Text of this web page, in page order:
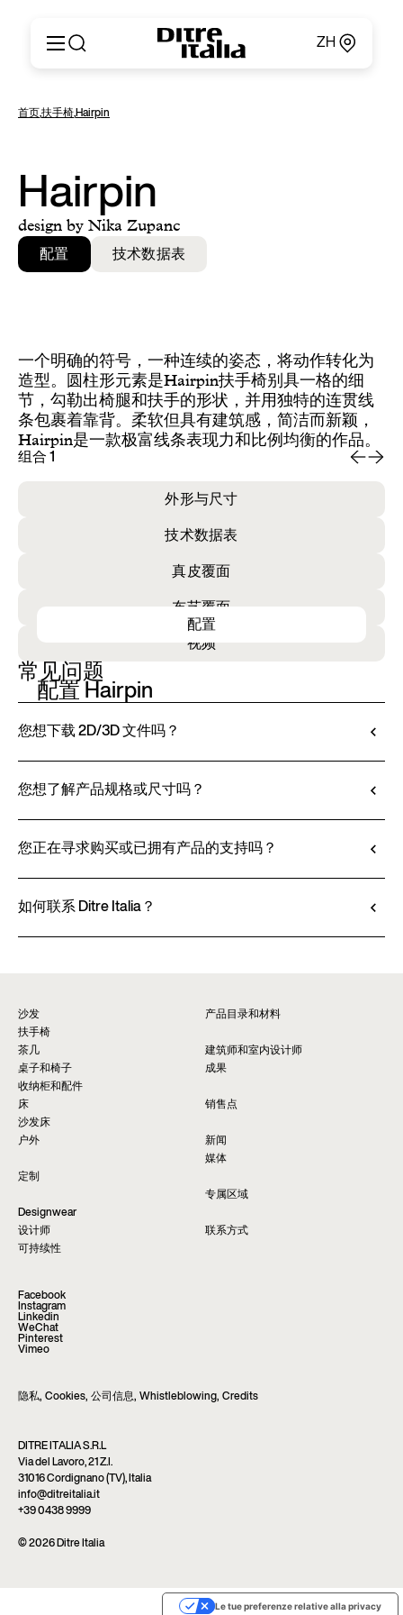
ZH
产品
产品目录和材料
Ditre for Professionals
销售点
新闻和媒体
专属区域
English
Español
Русский
简体中文
首页,扶手椅,Hairpin
Hairpin
design by Nika Zupanc
配置 技术数据表
一个明确的符号，一种连续的姿态，将动作转化为
造型。圆柱形元素是Hairpin扶手椅别具一格的细
节，勾勒出椅腿和扶手的形状，并用独特的连贯线
条包裹着靠背。柔软但具有建筑感，简洁而新颖，
Hairpin是一款极富线条表现力和比例均衡的作品。
组合 1
外形与尺寸
技术数据表
真皮覆面
布艺覆面
视频
配置 Hairpin
配置
常见问题
您想下载 2D/3D 文件吗？
和定制。该工具不仅可以让您查看所选饰面和面料
前往定制
您想了解产品规格或尺寸吗？
都可在产品技术说明书中查阅。
查看技术说明书
您正在寻求购买或已拥有产品的支持吗？
供个性化咨询和即时服务。请通过网站上的 “销售
如何联系 Ditre Italia？
沙发
产品目录和材料
扶手椅
茶几
建筑师和室内设计师
桌子和椅子
成果
收纳柜和配件
床
销售点
沙发床
户外
新闻
媒体
定制
专属区域
Designwear
设计师
联系方式
可持续性
Facebook
Instagram
Linkedin
WeChat
Pinterest
Vimeo
隐私, Cookies, 公司信息, Whistleblowing, Credits
DITRE ITALIA S.R.L
Via del Lavoro, 21 Z.I.
31016 Cordignano (TV), Italia
info@ditreitalia.it
+39 0438 9999
© 2026 Ditre Italia
Le tue preferenze relative alla privacy